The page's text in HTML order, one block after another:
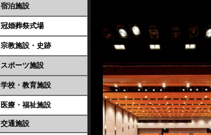
宿泊施設
冠婚葬祭式場
宗教施設・史跡
スポーツ施設
学校・教育施設
医療・福祉施設
交通施設